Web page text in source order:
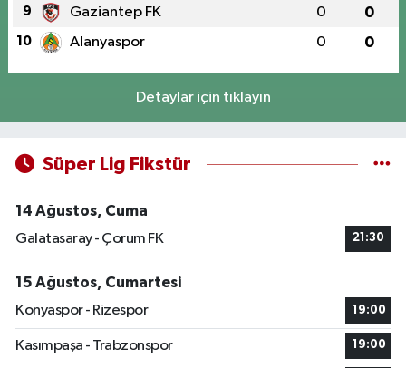
9 Gaziantep FK 0 0
10 Alanyaspor 0 0
Detaylar için tıklayın
Süper Lig Fikstür
14 Ağustos, Cuma
Galatasaray - Çorum FK
21:30
15 Ağustos, Cumartesi
Konyaspor - Rizespor
19:00
Kasımpaşa - Trabzonspor 19:00